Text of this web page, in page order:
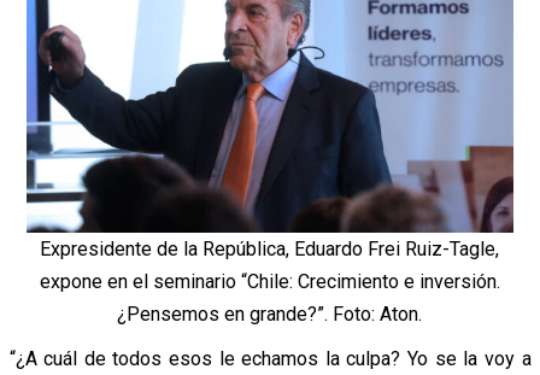
Expresidente de la República, Eduardo Frei Ruiz-Tagle,
expone en el seminario “Chile: Crecimiento e inversión.
¿Pensemos en grande?”. Foto: Aton.
“¿A cuál de todos esos le echamos la culpa? Yo se la voy a